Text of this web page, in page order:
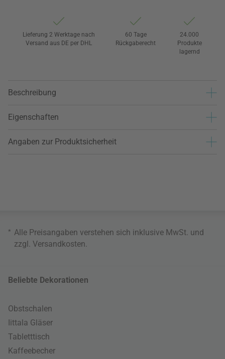
Lieferung 2 Werktage nach
Versand aus DE per DHL
60 Tage
Rückgaberecht
24.000
Produkte
lagernd
Beschreibung
Eigenschaften
Angaben zur Produktsicherheit
* Alle Preisangaben verstehen sich inklusive MwSt. und
zzgl. Versandkosten
Beliebte Dekorationen
Obstschalen
Iittala Gläser
Tabletttisch
Kaffeebecher